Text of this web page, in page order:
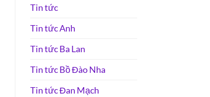
Tin tức
Tin tức Anh
Tin tức Ba Lan
Tin tức Bồ Đào Nha
Tin tức Đan Mạch